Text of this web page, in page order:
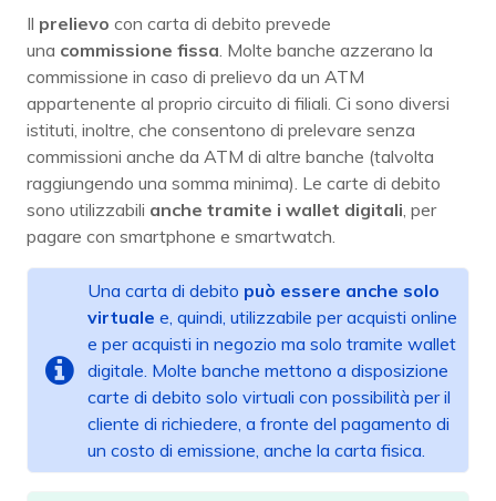
Il prelievo con carta di debito prevede
una commissione fissa . Molte banche azzerano la
commissione in caso di prelievo da un ATM
appartenente al proprio circuito di filiali. Ci sono diversi
istituti, inoltre, che consentono di prelevare senza
commissioni anche da ATM di altre banche (talvolta
raggiungendo una somma minima). Le carte di debito
sono utilizzabili anche tramite i wallet digitali , per
pagare con smartphone e smartwatch.
Una carta di debito può essere anche solo
virtuale e, quindi, utilizzabile per acquisti online
e per acquisti in negozio ma solo tramite wallet
digitale. Molte banche mettono a disposizione
carte di debito solo virtuali con possibilità per il
cliente di richiedere, a fronte del pagamento di
un costo di emissione, anche la carta fisica.